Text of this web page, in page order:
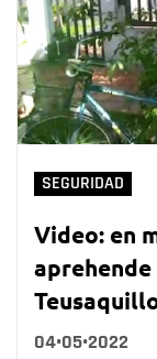
SEGURIDAD
Video: en
04•05•2022